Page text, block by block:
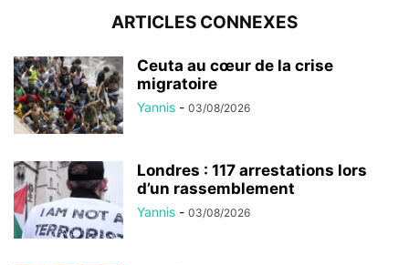
ARTICLES CONNEXES
Ceuta au cœur de la crise
migratoire
Yannis - 03/08/2026
Londres : 117 arrestations lors
d’un rassemblement
Yannis - 03/08/2026